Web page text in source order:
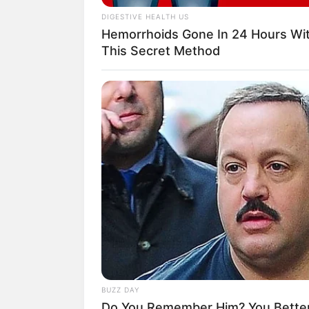
Hier geht es zu den
spannende
Von dieser Seite aus
Brandenburg an der
Deutschlandweit
Wäre es nicht besser,
DIGESTIVE HEALTH US
Hemorrhoids Gone In 24 Hours
This Secret Method
BUZZ DAY
HABERION
Opulence In Grief: The Lavish
A Gypsy Tycoon